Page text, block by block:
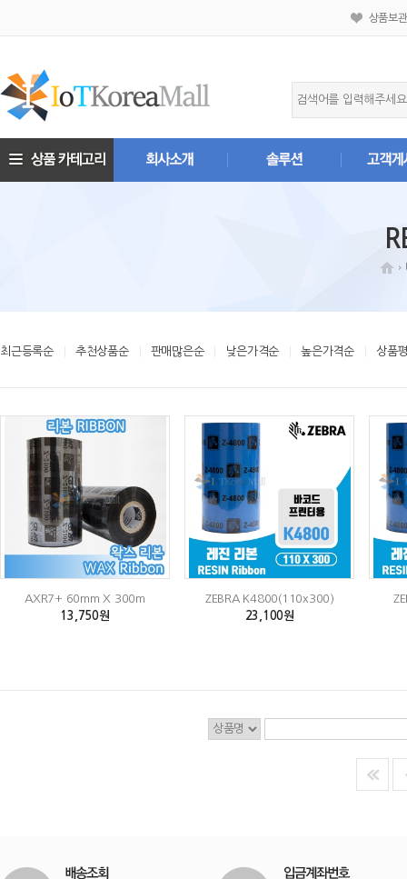
상품보
최근등록순 추천상품순 판매많은순 낮은가격순 높은가격순 상품
AXR7+ 60mm X 300m
13,750원
ZEBRA K4800(110x300)
23,100원